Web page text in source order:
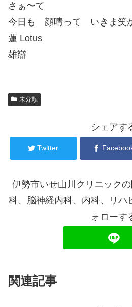
さぁ〜て
今日も 顔晴って いきま笑
蓮 Lotus
雄辯
未分類
シェアす
Twitter
伊勢市いせ山川クリニック
科、脳神経内科、内科、リハ
ォローす
関連記事